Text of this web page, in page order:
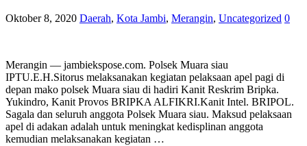
Oktober 8, 2020 Daerah, Kota Jambi, Merangin, Uncategorized 0
Merangin — jambiekspose.com. Polsek Muara siau
IPTU.E.H.Sitorus melaksanakan kegiatan pelaksaan apel pagi di
depan mako polsek Muara siau di hadiri Kanit Reskrim Bripka.
Yukindro, Kanit Provos BRIPKA ALFIKRI.Kanit Intel. BRIPOL.
Sagala dan seluruh anggota Polsek Muara siau. Maksud pelaksaan
apel di adakan adalah untuk meningkat kedisplinan anggota
kemudian melaksanakan kegiatan …